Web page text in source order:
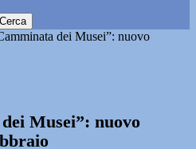
dei Musei”: nuovo
Musei”: nuovo